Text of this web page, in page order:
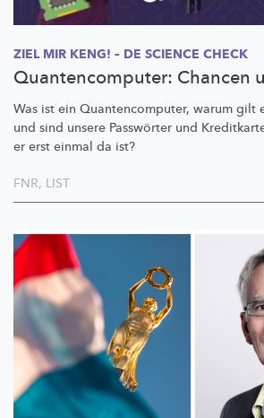
ZIEL MIR KENG! – DE SCIENCE CHECK
Quantencomputer: Chancen
Was ist ein Quantencomputer, warum gilt
und sind unsere Passwörter und
er erst einmal da ist?
FNR, LIST